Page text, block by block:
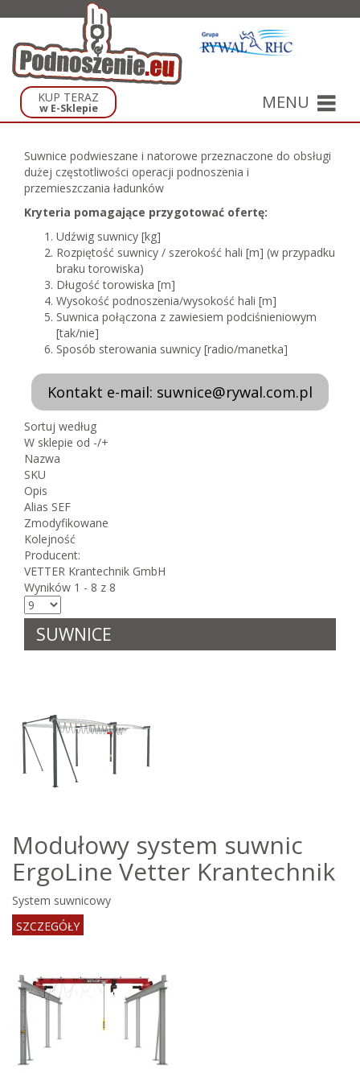
KUP TERAZ
w E-Sklepie MENU
Suwnice podwieszane i natorowe przeznaczone do obsługi
dużej częstotliwości operacji podnoszenia i
przemieszczania ładunków
Kryteria pomagające przygotować ofertę:
Udźwig suwnicy [kg]
Rozpiętość suwnicy / szerokość hali [m] (w przypadku
braku torowiska)
Długość torowiska [m]
Wysokość podnoszenia/wysokość hali [m]
Suwnica połączona z zawiesiem podciśnieniowym
[tak/nie]
Sposób sterowania suwnicy [radio/manetka]
Kontakt e-mail: suwnice@rywal.com.pl
Sortuj według
W sklepie od -/+
Nazwa
SKU
Opis
Alias SEF
Zmodyfikowane
Kolejność
Producent:
VETTER Krantechnik GmbH
Wyników 1 - 8 z 8
SUWNICE
Modułowy system suwnic
ErgoLine Vetter Krantechnik
System suwnicowy
SZCZEGÓŁY